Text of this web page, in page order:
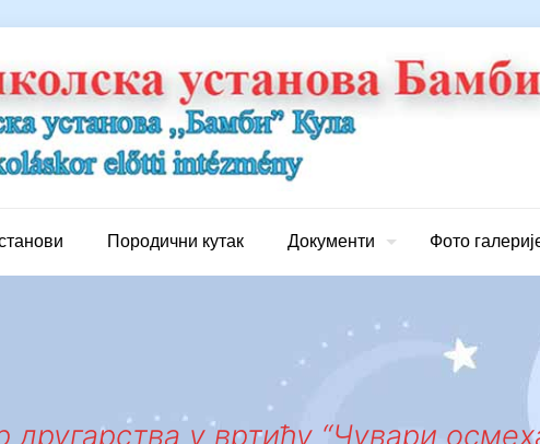
Породични кутак Документи Фото
другарства у вртићу “Чувари